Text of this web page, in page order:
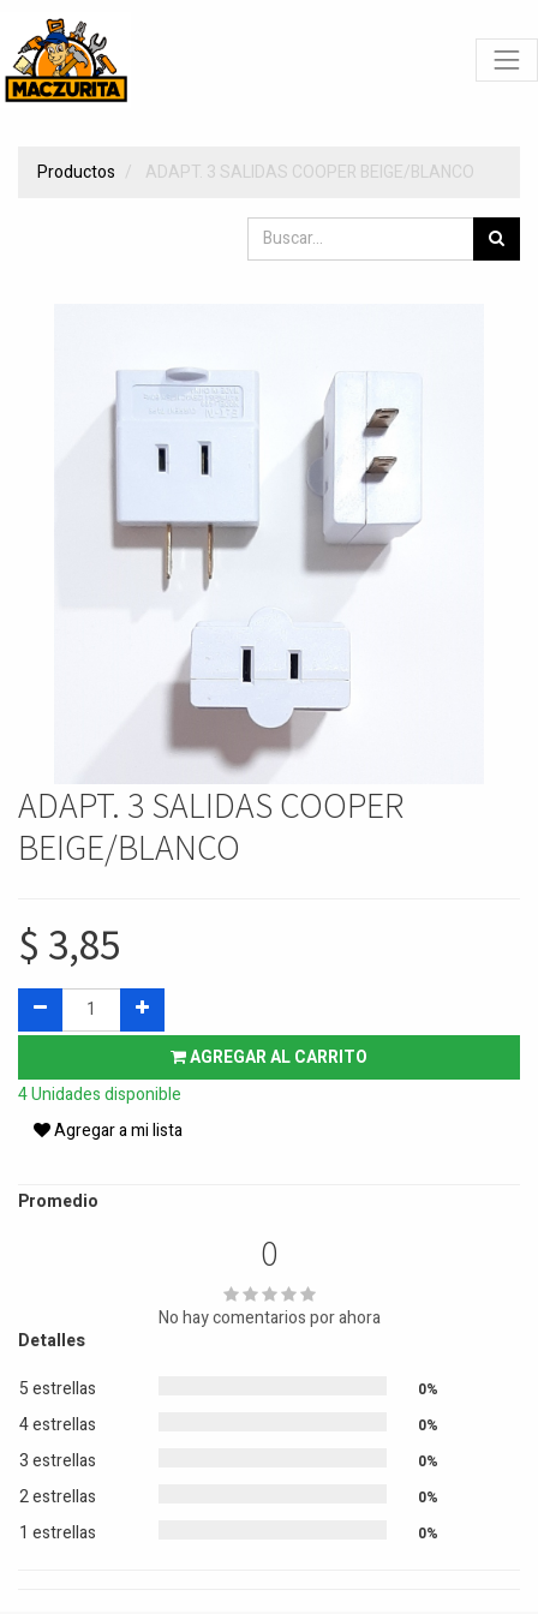
Productos ADAPT. 3 SALIDAS COOPER BEIGE/BLANCO
ADAPT. 3 SALIDAS COOPER
BEIGE/BLANCO
$ 3,85
AGREGAR AL CARRITO
4 Unidades disponible
Agregar a mi lista
Promedio
0
No hay comentarios por ahora
Detalles
5 estrellas
0%
4 estrellas 0%
3 estrellas 0%
2 estrellas 0%
1 estrellas 0%